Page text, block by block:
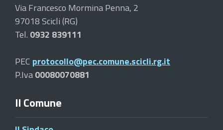
Via Francesco Mormina Penna, 2
97018 Scicli (RG)
Tel. 0932 839111
PEC protocollo@pec.comune.scicli.rg.it
P.Iva00080070881
Il Comune